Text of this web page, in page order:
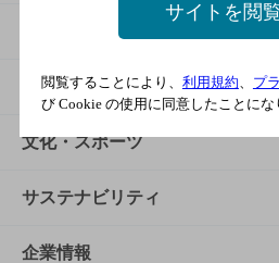
商品TOP
商品一覧
商品発売情報
栄養成分一覧
知る・楽しむ
知る・楽しむTOP
キャンペーン
工場見学
文化・スポーツ
文化・スポーツTOP
サントリーホール
サステナビリティ
サステナビリティTOP
企業情報
サイトを閲
閲覧することにより、 利用規約、 プ
び Cookie の使用に同意したことにな